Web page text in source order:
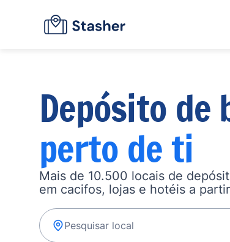
Depósito de
perto de ti
Mais de 10.500 locais de
em cacifos, lojas e hotéis a